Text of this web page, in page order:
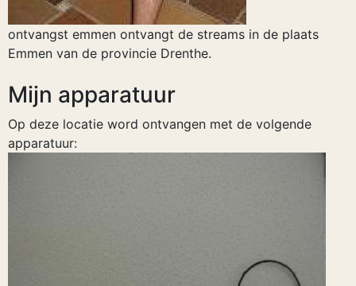
ontvangst emmen ontvangt de streams in de plaats
Emmen van de provincie Drenthe.
Mijn apparatuur
Op deze locatie word ontvangen met de volgende
apparatuur: